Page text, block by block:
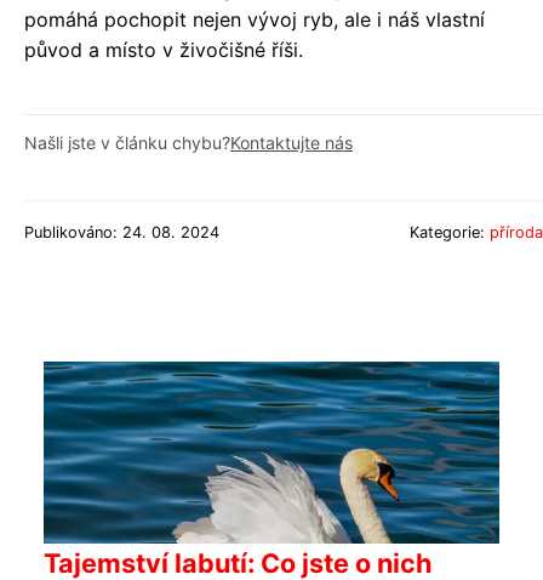
pomáhá pochopit nejen vývoj ryb, ale i náš vlastní
původ a místo v živočišné říši.
Našli jste v článku chybu?Kontaktujte nás
Publikováno: 24. 08. 2024 Kategorie: příroda
Tajemství labutí: Co jste o nich